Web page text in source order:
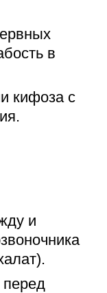
в
кифоза с
и
перед